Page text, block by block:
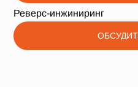
Реверс-инжиниринг